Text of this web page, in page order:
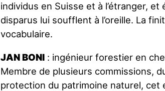
individus en Suisse et à l’étranger,
disparus lui soufflent à l’oreille. La
vocabulaire.
JAN BONI : ingénieur forestier en
Membre de plusieurs commissions,
protection du patrimoine naturel, cet